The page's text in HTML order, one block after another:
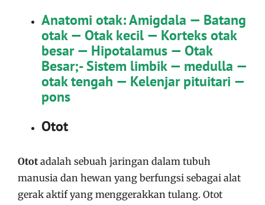
Anatomi otak: Amigdala — Batang
otak — Otak kecil — Korteks otak
besar — Hipotalamus — Otak
Besar;- Sistem limbik — medulla —
otak tengah — Kelenjar pituitari —
pons
Otot
Otot adalah sebuah jaringan dalam tubuh
manusia dan hewan yang berfungsi sebagai alat
gerak aktif yang menggerakkan tulang. Otot